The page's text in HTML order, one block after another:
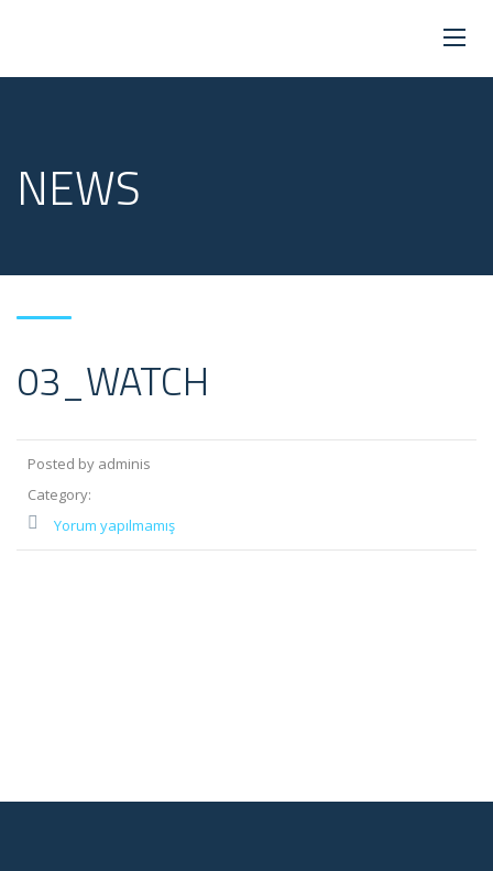
NEWS
03_WATCH
Posted by adminis
Category:
Yorum yapılmamış